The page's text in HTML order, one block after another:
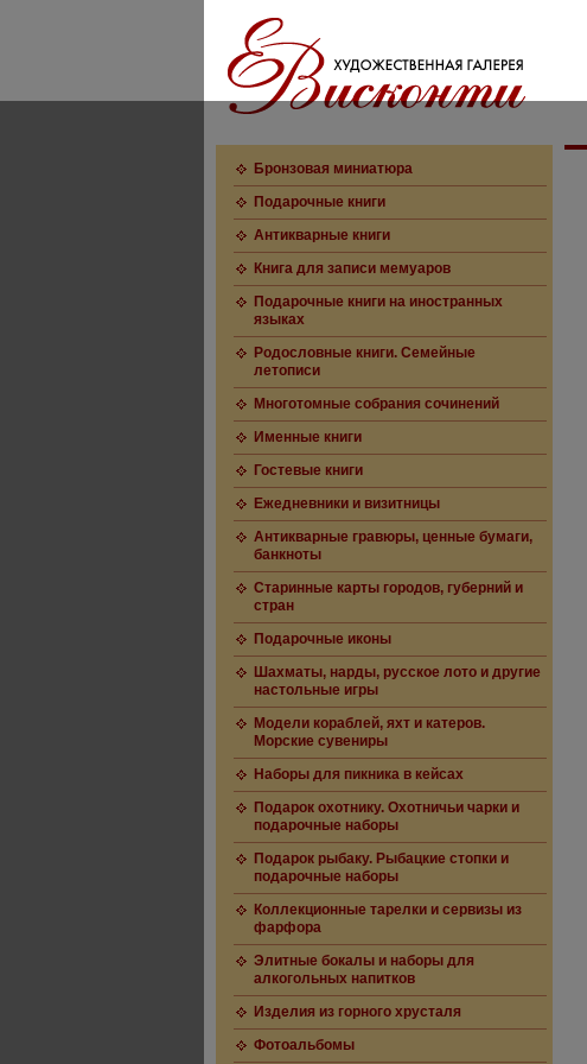
Бронзовая миниатюра
Подарочные книги
Антикварные книги
Книга для записи мемуаров
Подарочные книги на иностранных
языках
Родословные книги. Семейные
летописи
Многотомные собрания сочинений
Именные книги
Гостевые книги
Ежедневники и визитницы
Антикварные гравюры, ценные бумаги,
банкноты
Старинные карты городов, губерний и
стран
Подарочные иконы
Шахматы, нарды, русское лото и другие
настольные игры
Модели кораблей, яхт и катеров.
Морские сувениры
Наборы для пикника в кейсах
Подарок охотнику. Охотничьи чарки и
подарочные наборы
Подарок рыбаку. Рыбацкие стопки и
подарочные наборы
Коллекционные тарелки и сервизы из
фарфора
Элитные бокалы и наборы для
алкогольных напитков
Изделия из горного хрусталя
Фотоальбомы